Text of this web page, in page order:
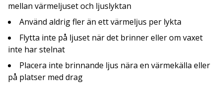
mellan värmeljuset och ljuslyktan
Använd aldrig fler än ett värmeljus per lykta
Flytta inte på ljuset när det brinner eller om vaxet
inte har stelnat
Placera inte brinnande ljus nära en värmekälla eller
på platser med drag